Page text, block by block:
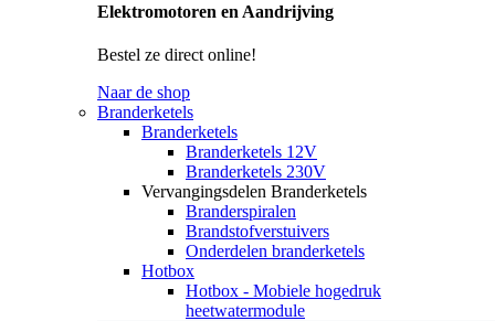
Elektromotoren en Aandrijving
Bestel ze direct online!
Naar de shop
Branderketels
Branderketels
Branderketels 12V
Branderketels 230V
Vervangingsdelen Branderketels
Branderspiralen
Brandstofverstuivers
Onderdelen branderketels
Hotbox
Hotbox - Mobiele hogedruk
heetwatermodule